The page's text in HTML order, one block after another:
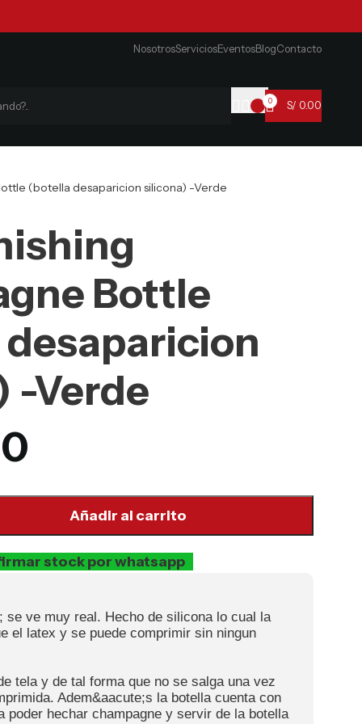
NosotrosServiciosEventosBlogContacto
0 S/ 0.00
(botella desaparicion silicona) -Verde
Bottle
-Verde
Añadir al carrito
stock por whatsapp
se ve muy real. Hecho de silicona lo cual la
el latex y se puede comprimir sin ningun
tela y de tal forma que no se salga una vez
Adem&aacute;s la botella cuenta con
poder hechar champagne y servir de la botella